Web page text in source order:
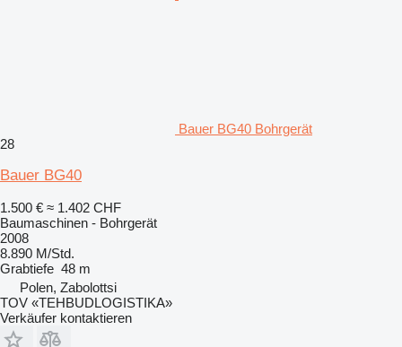
Bauer BG40 Bohrgerät
28
Bauer BG40
1.500 € ≈ 1.402 CHF
Baumaschinen - Bohrgerät
2008
8.890 M/Std.
Grabtiefe 48 m
Polen, Zabolottsi
TOV «TEHBUDLOGISTIKA»
Verkäufer kontaktieren